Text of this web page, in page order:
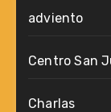
adviento
Centro San
Charlas